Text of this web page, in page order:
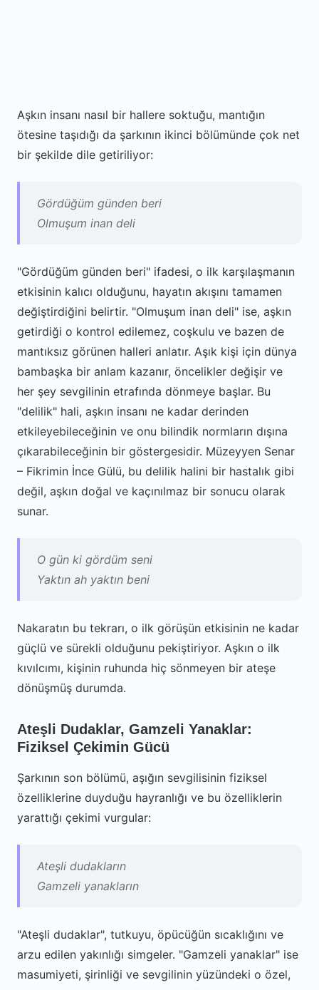
Aşkın insanı nasıl bir hallere soktuğu, mantığın
ötesine taşıdığı da şarkının ikinci bölümünde çok net
bir şekilde dile getiriliyor:
Gördüğüm günden beri
Olmuşum inan deli
"Gördüğüm günden beri" ifadesi, o ilk karşılaşmanın
etkisinin kalıcı olduğunu, hayatın akışını tamamen
değiştirdiğini belirtir. "Olmuşum inan deli" ise, aşkın
getirdiği o kontrol edilemez, coşkulu ve bazen de
mantıksız görünen halleri anlatır. Aşık kişi için dünya
bambaşka bir anlam kazanır, öncelikler değişir ve
her şey sevgilinin etrafında dönmeye başlar. Bu
"delilik" hali, aşkın insanı ne kadar derinden
etkileyebileceğinin ve onu bilindik normların dışına
çıkarabileceğinin bir göstergesidir. Müzeyyen Senar
– Fikrimin İnce Gülü, bu delilik halini bir hastalık gibi
değil, aşkın doğal ve kaçınılmaz bir sonucu olarak
sunar.
O gün ki gördüm seni
Yaktın ah yaktın beni
Nakaratın bu tekrarı, o ilk görüşün etkisinin ne kadar
güçlü ve sürekli olduğunu pekiştiriyor. Aşkın o ilk
kıvılcımı, kişinin ruhunda hiç sönmeyen bir ateşe
dönüşmüş durumda.
Ateşli Dudaklar, Gamzeli Yanaklar:
Fiziksel Çekimin Gücü
Şarkının son bölümü, aşığın sevgilisinin fiziksel
özelliklerine duyduğu hayranlığı ve bu özelliklerin
yarattığı çekimi vurgular:
Ateşli dudakların
Gamzeli yanakların
"Ateşli dudaklar", tutkuyu, öpücüğün sıcaklığını ve
arzu edilen yakınlığı simgeler. "Gamzeli yanaklar" ise
masumiyeti, şirinliği ve sevgilinin yüzündeki o özel,